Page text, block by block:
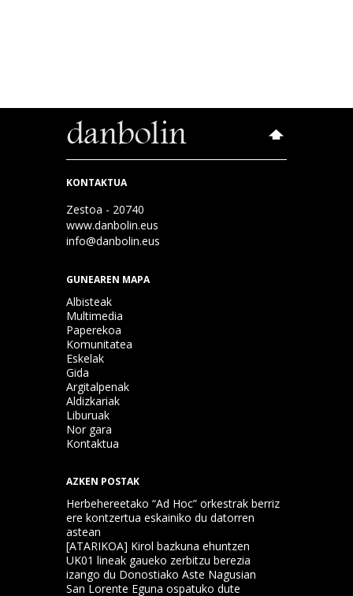
KONTAKTUA
Zestoa - 20740
www.danbolin.eus
info@danbolin.eus
GUNEAREN MAPA
Albisteak
Multimedia
Paperekoa
Komunitatea
Eskelak
Gida
Argitalpenak
Aldizkariak
Liburuak
Nor gara
Kontaktua
AZKEN POSTAK
Herbehereetako “Ad Hoc” orkestrak berriz
ere kontzertua eskainiko du datorren
astean
[ATARIKOA] Kirol bazkuna ehuntzen
UK01 lineak gaueko zerbitzu berezia
izango du Donostiako Aste Nagusian
San Lorente Eguna ospatuko dute